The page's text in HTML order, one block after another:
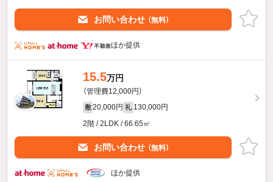
お問い合わせ （無料）
ほか提供
15.5万円
（管理費12,000円）
敷 20,000円 礼 130,000円
2階 / 2LDK / 66.65㎡
お問い合わせ （無料）
ほか提供